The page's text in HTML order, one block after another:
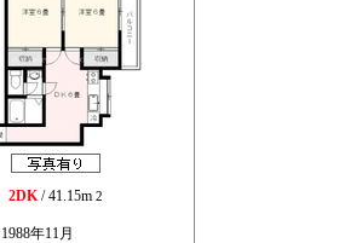
2DK/ 41.15m 2
1988年11月